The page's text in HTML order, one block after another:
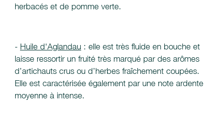
herbacés et de pomme verte.
- Huile d'Aglandau : elle est très fluide en bouche et
laisse ressortir un fruité très marqué par des arômes
d’artichauts crus ou d’herbes fraîchement coupées.
Elle est caractérisée également par une note ardente
moyenne à intense.